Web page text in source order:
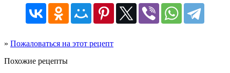
» Пожаловаться на этот рецепт
Похожие рецепты